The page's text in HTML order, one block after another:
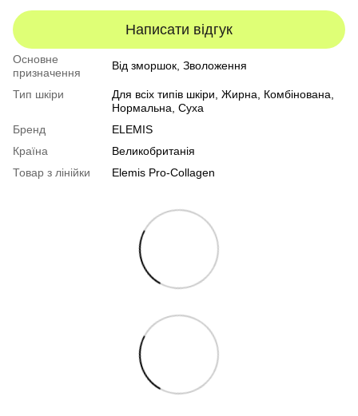
Написати відгук
Основне
призначення
Від зморшок, Зволоження
Тип шкіри Для всіх типів шкіри, Жирна, Комбінована,
Нормальна, Суха
Бренд
ELEMIS
Країна
Великобританія
Товар з лінійки
Elemis Pro-Collagen